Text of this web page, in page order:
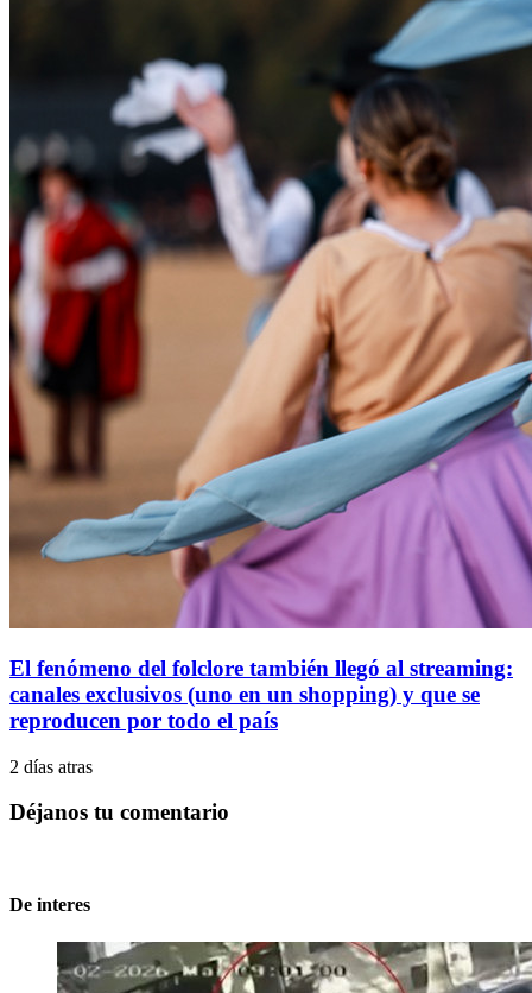
El fenómeno del folclore también llegó al streaming:
canales exclusivos (uno en un shopping) y que se
reproducen por todo el país
2 días atras
Déjanos tu comentario
De interes